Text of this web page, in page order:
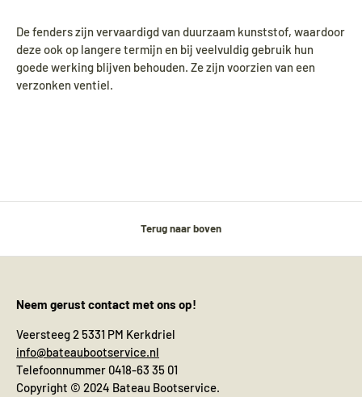
De fenders zijn vervaardigd van duurzaam kunststof, waardoor
deze ook op langere termijn en bij veelvuldig gebruik hun
goede werking blijven behouden. Ze zijn voorzien van een
verzonken ventiel.
Terug naar boven
Neem gerust contact met ons op!
Veersteeg 2 5331 PM Kerkdriel
info@bateaubootservice.nl
Telefoonnummer 0418-63 35 01
Copyright © 2024 Bateau Bootservice.